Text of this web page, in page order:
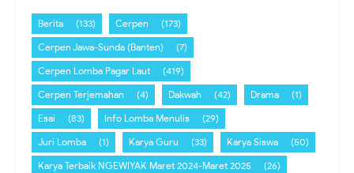
Berita (133) Cerpen
(173)
Cerpen Jawa-Sunda (Banten)
(7)
Cerpen Lomba Pagar Laut
(419)
Cerpen Terjemahan
(4) Dakwah (42) Drama
(1)
Esai
(83) Info Lomba Menulis
(29)
Juri Lomba
(1) Karya Guru (33) Karya Siswa
(50)
Karya Terbaik NGEWIYAK Maret 2024-Maret 2025
(26)